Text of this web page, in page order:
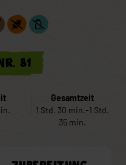
81
Gesamtzeit
1 Std. 30 min.-1 Std.
35 min.